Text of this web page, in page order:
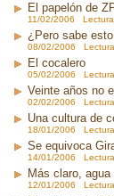
El papelón de
11/02/2006
¿Pero sabe
08/02/2006
El cocalero
05/02/2006
Veinte años no
02/02/2006
Una cultura de
18/01/2006
Se equivoca
14/01/2006
Más claro, agua
12/01/2006